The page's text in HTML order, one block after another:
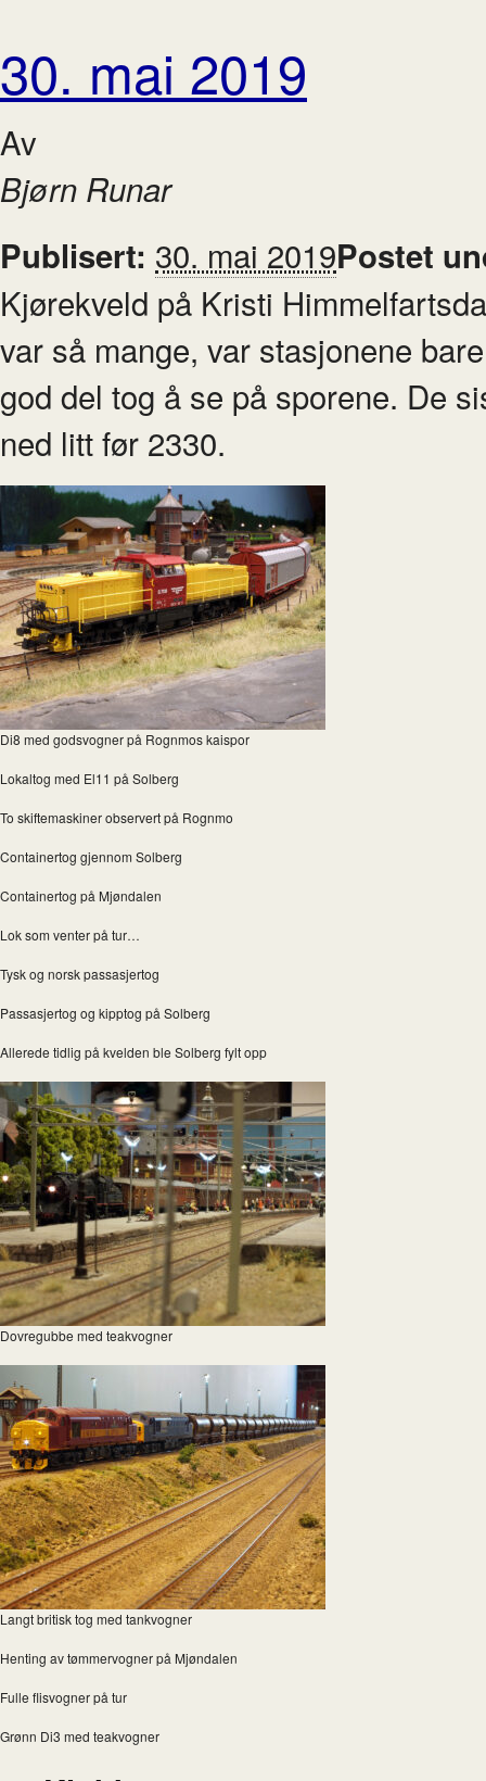
30. mai 2019
Av
Bjørn Runar
Publisert: 30. mai 2019Postet
Kjørekveld på Kristi
var så mange, var stasjonene
god del tog å se på sporene. De
ned litt før 2330.
Di8 med godsvogner på Rognmos kaispor
Lokaltog med El11 på Solberg
To skiftemaskiner observert på Rognmo
Containertog gjennom Solberg
Containertog på Mjøndalen
Lok som venter på tur…
Tysk og norsk passasjertog
Passasjertog og kipptog på Solberg
Allerede tidlig på kvelden ble Solberg fylt opp
Dovregubbe med teakvogner
Langt britisk tog med tankvogner
Henting av tømmervogner på Mjøndalen
Fulle flisvogner på tur
Grønn Di3 med teakvogner